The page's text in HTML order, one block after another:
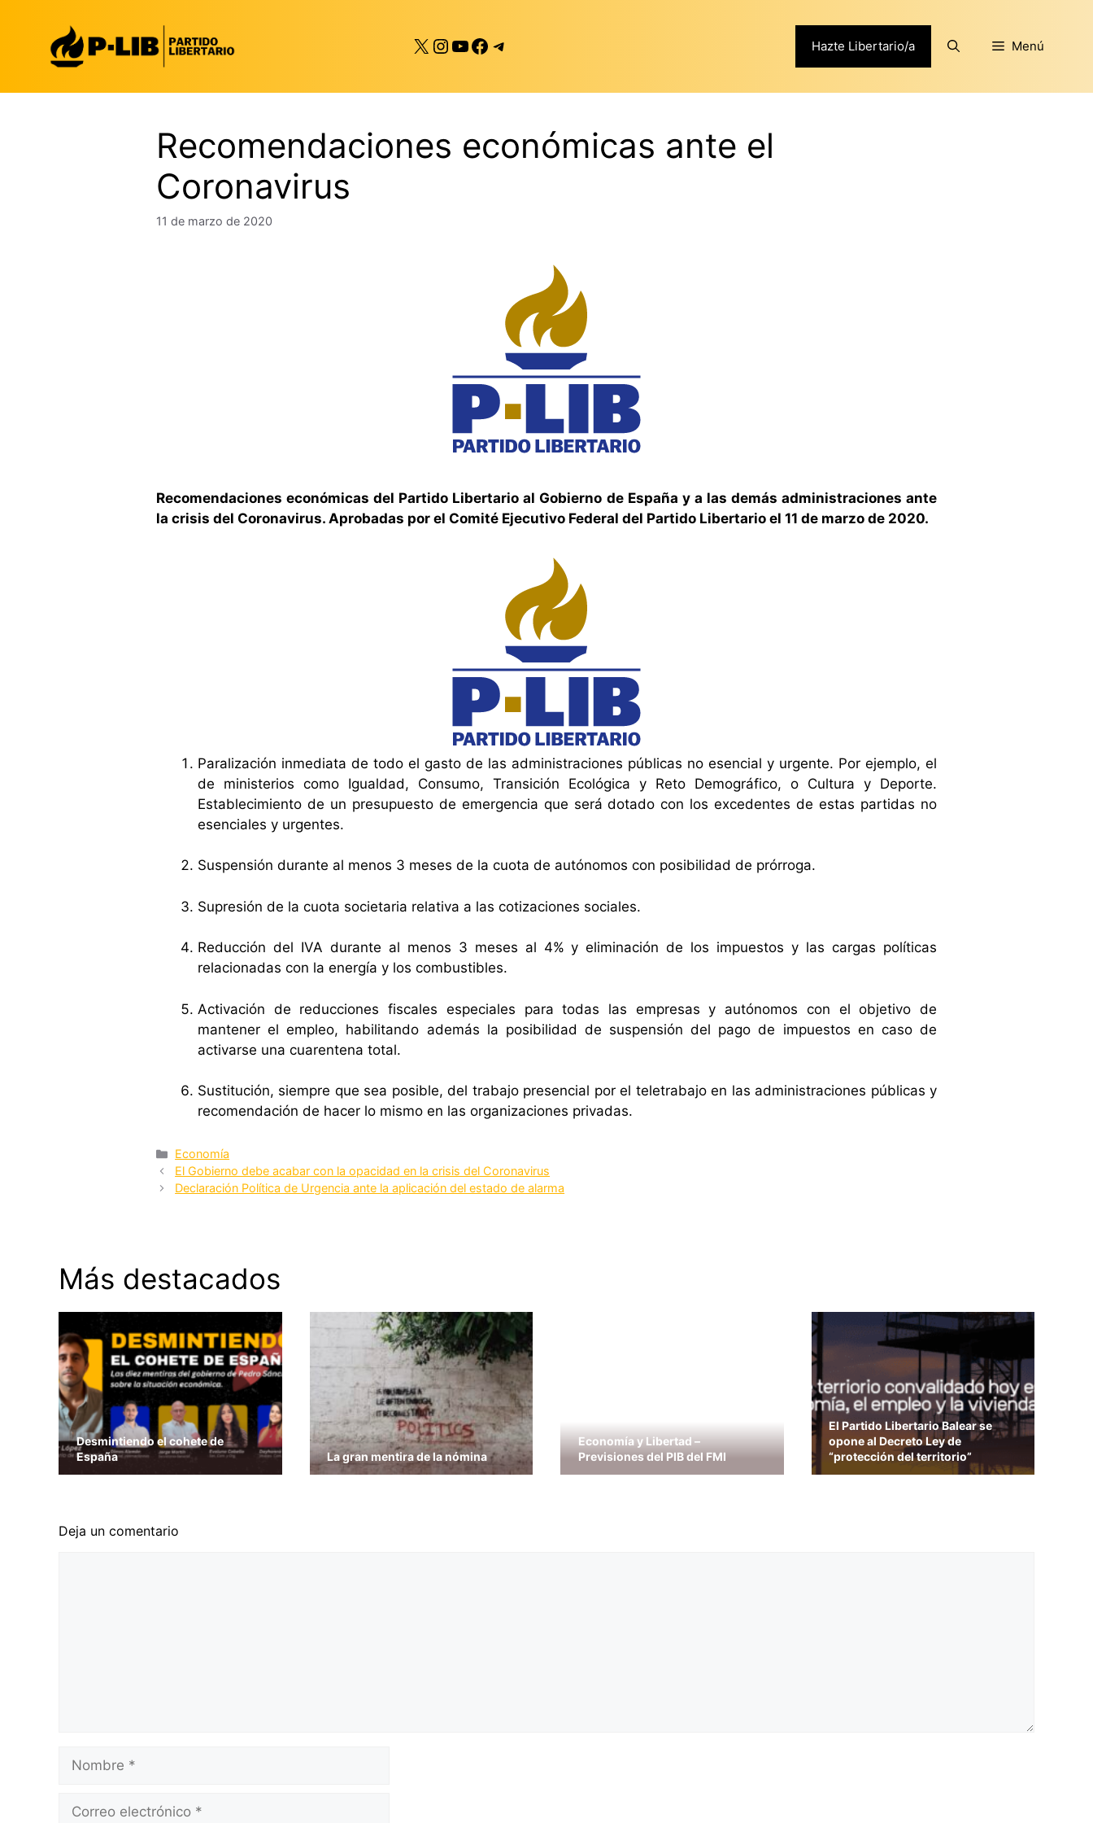
contenido
X Instagram
YouTube
Facebook
Telegram Hazte Libertario/a Menú
Recomendaciones económicas ante el
Coronavirus
11 de marzo de 2020
Recomendaciones económicas del Partido Libertario al Gobierno de España y a las demás administraciones ante
la crisis del Coronavirus. Aprobadas por el Comité Ejecutivo Federal del Partido Libertario el 11 de marzo de 2020.
Paralización inmediata de todo el gasto de las administraciones públicas no esencial y urgente. Por ejemplo, el
de ministerios como Igualdad, Consumo, Transición Ecológica y Reto Demográfico, o Cultura y Deporte.
Establecimiento de un presupuesto de emergencia que será dotado con los excedentes de estas partidas no
esenciales y urgentes.
Suspensión durante al menos 3 meses de la cuota de autónomos con posibilidad de prórroga.
Supresión de la cuota societaria relativa a las cotizaciones sociales.
Reducción del IVA durante al menos 3 meses al 4% y eliminación de los impuestos y las cargas políticas
relacionadas con la energía y los combustibles.
Activación de reducciones fiscales especiales para todas las empresas y autónomos con el objetivo de
mantener el empleo, habilitando además la posibilidad de suspensión del pago de impuestos en caso de
activarse una cuarentena total.
Sustitución, siempre que sea posible, del trabajo presencial por el teletrabajo en las administraciones públicas y
recomendación de hacer lo mismo en las organizaciones privadas.
Categorías
Economía
El Gobierno debe acabar con la opacidad en la crisis del Coronavirus
Declaración Política de Urgencia ante la aplicación del estado de alarma
Más destacados
Desmintiendo el cohete de
España
La gran mentira de la nómina
Economía y Libertad –
Previsiones del PIB del FMI
El Partido Libertario Balear se
opone al Decreto Ley de
“protección del territorio”
Deja un comentario